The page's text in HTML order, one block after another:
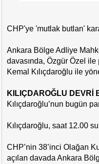
CHP'ye 'mutlak butlan'
Ankara Bölge Adliye
davasında, Özgür Özel ile
Kemal Kılıçdaroğlu ile
KILIÇDAROĞLU DEVRİ
Kılıçdaroğlu’nun bugün
Kılıçdaroğlu, saat 12.00
CHP’nin 38’inci Olağan
açılan davada Ankara